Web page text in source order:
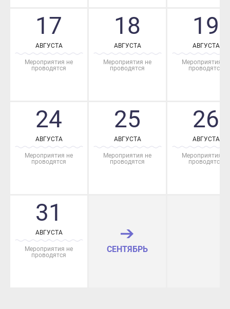
17
Мероприятия не
проводятся
18
Мероприятия не
проводятся
19
Мероприятия не
проводятся
24
АВГУСТА
Мероприятия не
25
АВГУСТА
Мероприятия не
26
АВГУСТА
Мероприятия не
31
АВГУСТА
Мероприятия не
проводятся
СЕНТЯБРЬ